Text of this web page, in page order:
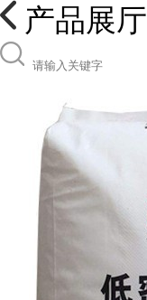
产品展厅